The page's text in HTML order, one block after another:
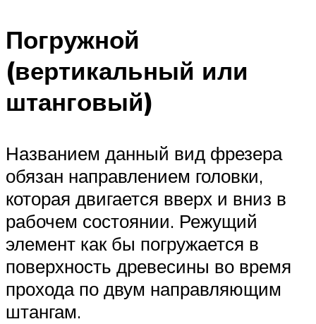
Погружной
(вертикальный или
штанговый)
Названием данный вид фрезера
обязан направлением головки,
которая двигается вверх и вниз в
рабочем состоянии. Режущий
элемент как бы погружается в
поверхность древесины во время
прохода по двум направляющим
штангам.